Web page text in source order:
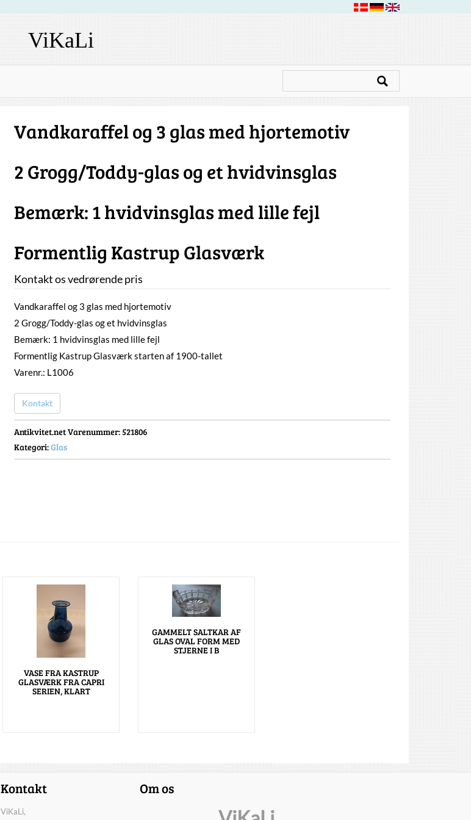
ViKaLi
Vandkaraffel og 3 glas med hjortemotiv
2 Grogg/Toddy-glas og et hvidvinsglas
Bemærk: 1 hvidvinsglas med lille fejl
Formentlig Kastrup Glasværk
Kontakt os vedrørende pris
Vandkaraffel og 3 glas med hjortemotiv
2 Grogg/Toddy-glas og et hvidvinsglas
Bemærk: 1 hvidvinsglas med lille fejl
Formentlig Kastrup Glasværk starten af 1900-tallet
Varenr.: L1006
Kontakt
Antikvitet.net Varenummer: 521806
Kategori:Glas
VASE FRA KASTRUP
GLASVÆRK FRA CAPRI
SERIEN, KLART
GAMMELT SALTKAR AF
GLAS OVAL FORM MED
STJERNE I B
Kontakt
ViKaLi,
Om os